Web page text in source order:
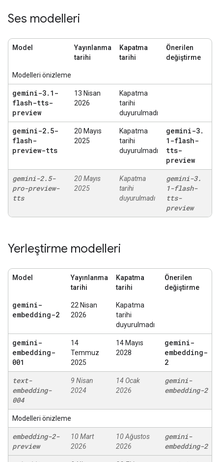
Ses modelleri
Model
Yayınlanma
tarihi
Kapatma
tarihi
Önerilen
değiştirme
Modelleri önizleme
gemini-3. 1-
flash-tts-
preview
13 Nisan
2026
Kapatma
tarihi
duyurulmadı
gemini-2. 5-
flash-
preview-tts
20 Mayıs
2025
Kapatma
tarihi
duyurulmadı
gemini-3.
1-flash-
tts-
preview
gemini-2.5-
pro-preview-
tts
20 Mayıs
2025
Kapatma
tarihi
duyurulmadı
gemini-3.
1-flash-
tts-
preview
Yerleştirme modelleri
Model
Yayınlanma
tarihi
Kapatma
tarihi
Önerilen
değiştirme
gemini-
embedding-2
22 Nisan
2026
Kapatma
tarihi
duyurulmadı
gemini-
embedding-
001
14
Temmuz
2025
14 Mayıs
2028
gemini-
embedding-
2
text-
embedding-
004
9 Nisan
2024
14 Ocak
2026
gemini-
embedding-2
Modelleri önizleme
embedding-2-
preview
10 Mart
2026
10 Ağustos
2026
gemini-
embedding-2